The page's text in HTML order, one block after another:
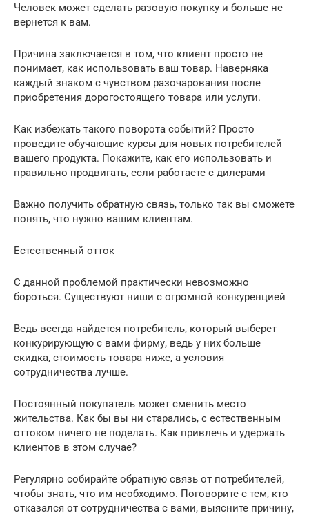
Человек может сделать разовую покупку и больше не
вернется к вам.
Причина заключается в том, что клиент просто не
понимает, как использовать ваш товар. Наверняка
каждый знаком с чувством разочарования после
приобретения дорогостоящего товара или услуги.
Как избежать такого поворота событий? Просто
проведите обучающие курсы для новых потребителей
вашего продукта. Покажите, как его использовать и
правильно продвигать, если работаете с дилерами
Важно получить обратную связь, только так вы сможете
понять, что нужно вашим клиентам.
Естественный отток
С данной проблемой практически невозможно
бороться. Существуют ниши с огромной конкуренцией
Ведь всегда найдется потребитель, который выберет
конкурирующую с вами фирму, ведь у них больше
скидка, стоимость товара ниже, а условия
сотрудничества лучше.
Постоянный покупатель может сменить место
жительства. Как бы вы ни старались, с естественным
оттоком ничего не поделать. Как привлечь и удержать
клиентов в этом случае?
Регулярно собирайте обратную связь от потребителей,
чтобы знать, что им необходимо. Поговорите с тем, кто
отказался от сотрудничества с вами, выясните причину,